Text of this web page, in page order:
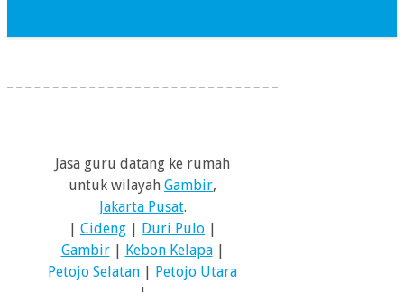
Jasa guru datang ke rumah
untuk wilayah Gambir,
Jakarta Pusat.
Cideng Duri Pulo
Gambir| Kebon Kelapa|
Petojo Selatan
Petojo Utara